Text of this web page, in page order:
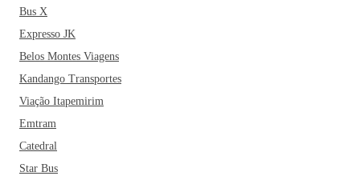
Bus X
Expresso JK
Belos Montes Viagens
Kandango Transportes
Viação Itapemirim
Emtram
Catedral
Star Bus